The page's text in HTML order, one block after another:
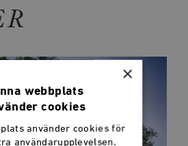
×
webbplats
cookies
använder cookies för
användarupplevelsen.